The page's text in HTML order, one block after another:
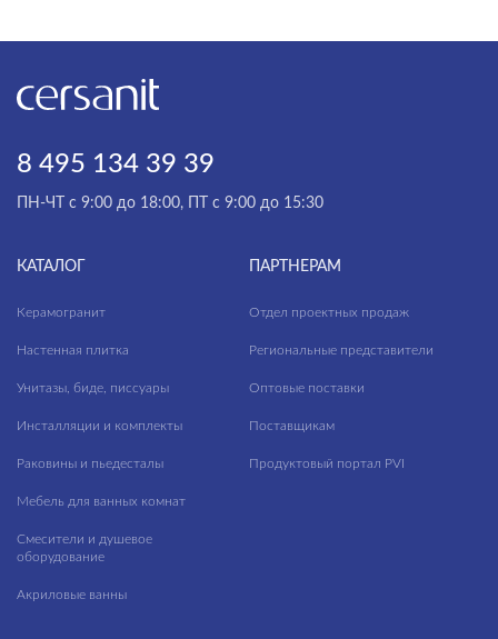
пеналы
раковины мебельные
раковины подвесные
раковины с пьедесталом
рамы для ванн
сиденья для унитазов
сифоны для ванн
смесители
—
КОЛЛЕКЦИЯ
8 495 134 39 39
ПН-ЧТ с 9:00 до 18:00, ПТ с 9:00 до 15:30
КАТАЛОГ
Керамогранит
Настенная плитка
Унитазы, биде, писсуары
Инсталляции и комплекты
Раковины и пьедесталы
Мебель для ванных комнат
Смесители и душевое
оборудование
Акриловые ванны
ПАРТНЕРАМ
Отдел проектных продаж
Региональные представители
Оптовые поставки
Поставщикам
Продуктовый портал PVI